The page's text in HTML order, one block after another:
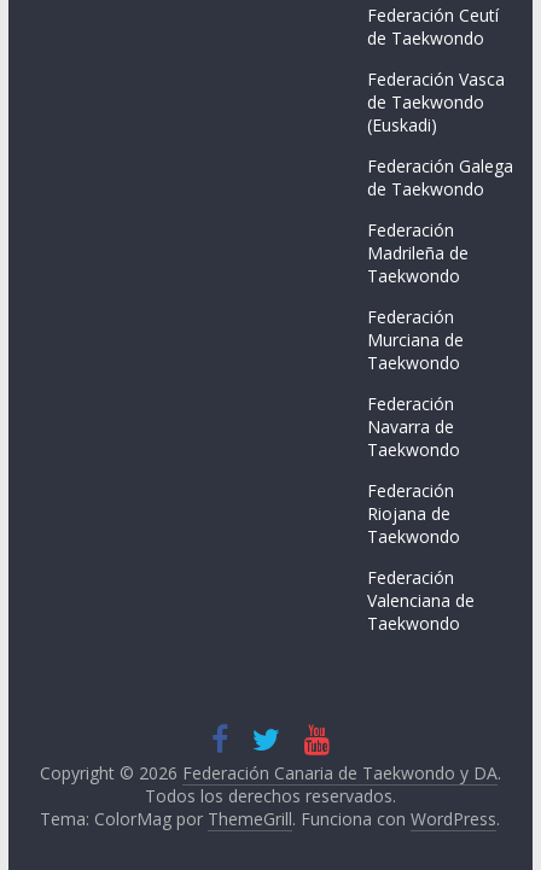
Federación Ceutí
de Taekwondo
Federación Vasca
de Taekwondo
(Euskadi)
Federación Galega
de Taekwondo
Federación
Madrileña de
Taekwondo
Federación
Murciana de
Taekwondo
Federación
Navarra de
Taekwondo
Federación
Riojana de
Taekwondo
Federación
Valenciana de
Taekwondo
Copyright © 2026 Federación Canaria de Taekwondo y DA.
Todos los derechos reservados.
Tema: ColorMag por ThemeGrill. Funciona conWordPress.